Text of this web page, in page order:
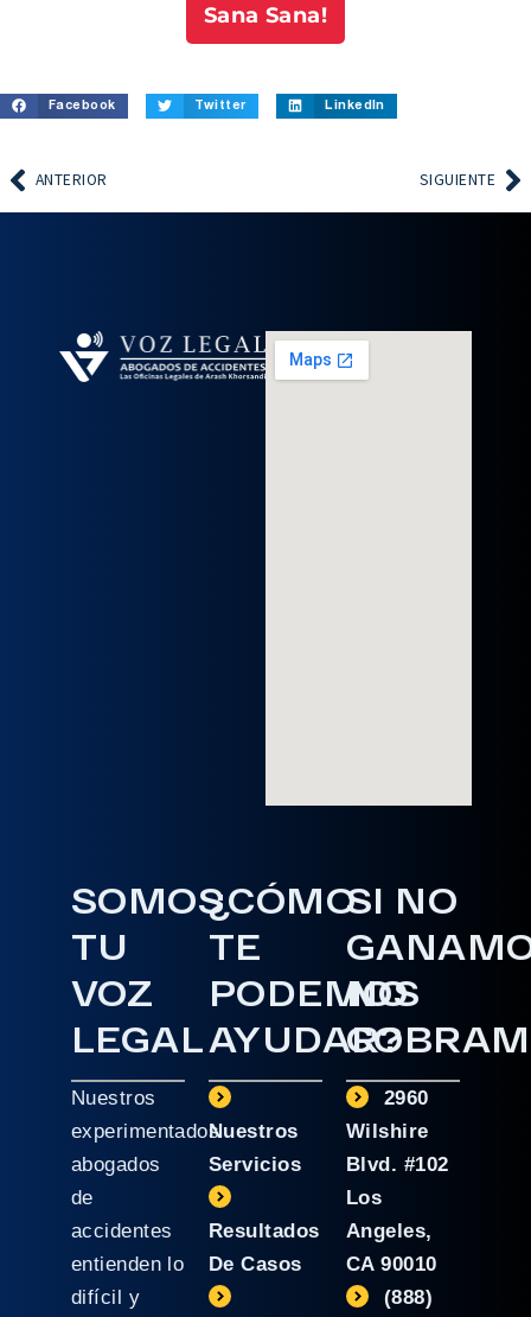
Sana Sana!
Facebook Twitter LinkedIn
ANTERIOR SIGUIENTE
SOMOS
TU
VOZ
LEGAL
Nuestros
experimentados
abogados
de
accidentes
entienden lo
difícil y
¿CÓMO
TE
PODEMOS
AYUDAR?
Nuestros
Servicios
Resultados
De Casos
SI NO
NO
2960
Wilshire
Blvd. #102
Los
Angeles,
CA 90010
(888)